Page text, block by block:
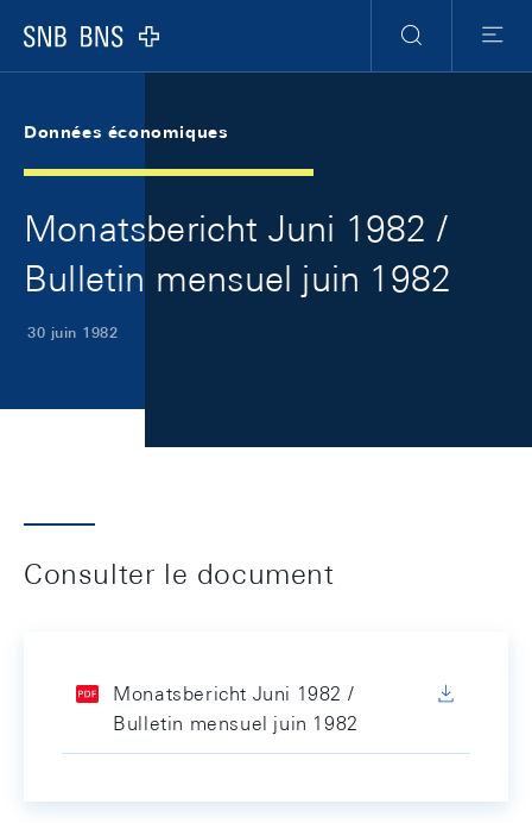
Logo
RechercheMenu
Données économiques
Monatsbericht Juni 1982 /
Bulletin mensuel juin 1982
30 juin 1982
Consulter le document
Monatsbericht Juni 1982 /
Bulletin mensuel juin 1982